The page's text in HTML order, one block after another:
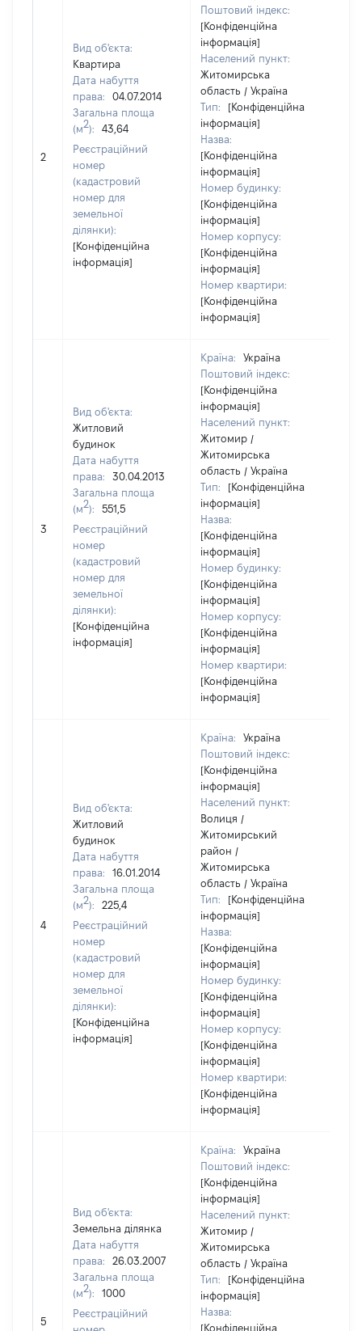
2
Вид об'єкта:
Квартира
Дата набуття
права:
04.07.2014
Загальна площа
(м2):
43,64
Реєстраційний
номер
(кадастровий
номер для
земельної
ділянки):
[Конфіденційна
інформація]
Поштовий індекс:
[Конфіденційна
інформація]
Населений пункт:
Житомирська
область / Україна
Тип:
[Конфіденційна
інформація]
Назва:
[Конфіденційна
інформація]
Номер будинку:
[Конфіденційна
інформація]
Номер корпусу:
[Конфіденційна
інформація]
Номер квартири:
[Конфіденційна
інформація]
3
Вид об'єкта:
Житловий
будинок
Дата набуття
права:
30.04.2013
Загальна площа
(м2):
551,5
Реєстраційний
номер
(кадастровий
номер для
земельної
ділянки):
[Конфіденційна
інформація]
Країна:
Україна
Поштовий індекс:
[Конфіденційна
інформація]
Населений пункт:
Житомир /
Житомирська
область / Україна
Тип:
[Конфіденційна
інформація]
Назва:
[Конфіденційна
інформація]
Номер будинку:
[Конфіденційна
інформація]
Номер корпусу:
[Конфіденційна
інформація]
Номер квартири:
[Конфіденційна
інформація]
4
Вид об'єкта:
Житловий
будинок
Дата набуття
права:
16.01.2014
Загальна площа
(м2):
225,4
Реєстраційний
номер
(кадастровий
номер для
земельної
ділянки):
[Конфіденційна
інформація]
Країна:
Україна
Поштовий індекс:
[Конфіденційна
інформація]
Населений пункт:
Волиця /
Житомирський
район /
Житомирська
область / Україна
Тип:
[Конфіденційна
інформація]
Назва:
[Конфіденційна
інформація]
Номер будинку:
[Конфіденційна
інформація]
Номер корпусу:
[Конфіденційна
інформація]
Номер квартири:
[Конфіденційна
інформація]
5
Вид об'єкта:
Земельна ділянка
Дата набуття
права:
26.03.2007
Загальна площа
(м2):
1000
Реєстраційний
Країна:
Україна
Поштовий індекс:
[Конфіденційна
інформація]
Населений пункт:
Житомир /
Житомирська
область / Україна
Тип:
[Конфіденційна
інформація]
Назва:
[Конфіденційна